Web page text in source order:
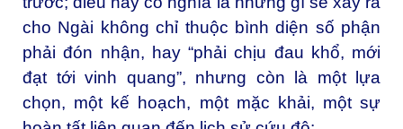
cho Ngài không chỉ thuộc bình diện số phận
phải đón nhận, hay “phải chịu đau khổ, mới
đạt tới vinh quang”, nhưng còn là một lựa
chọn, một kế hoạch, một mặc khải, một sự